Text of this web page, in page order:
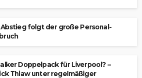
folgt der große Personal-
Doppelpack für Liverpool? –
Thiaw unter regelmäßiger